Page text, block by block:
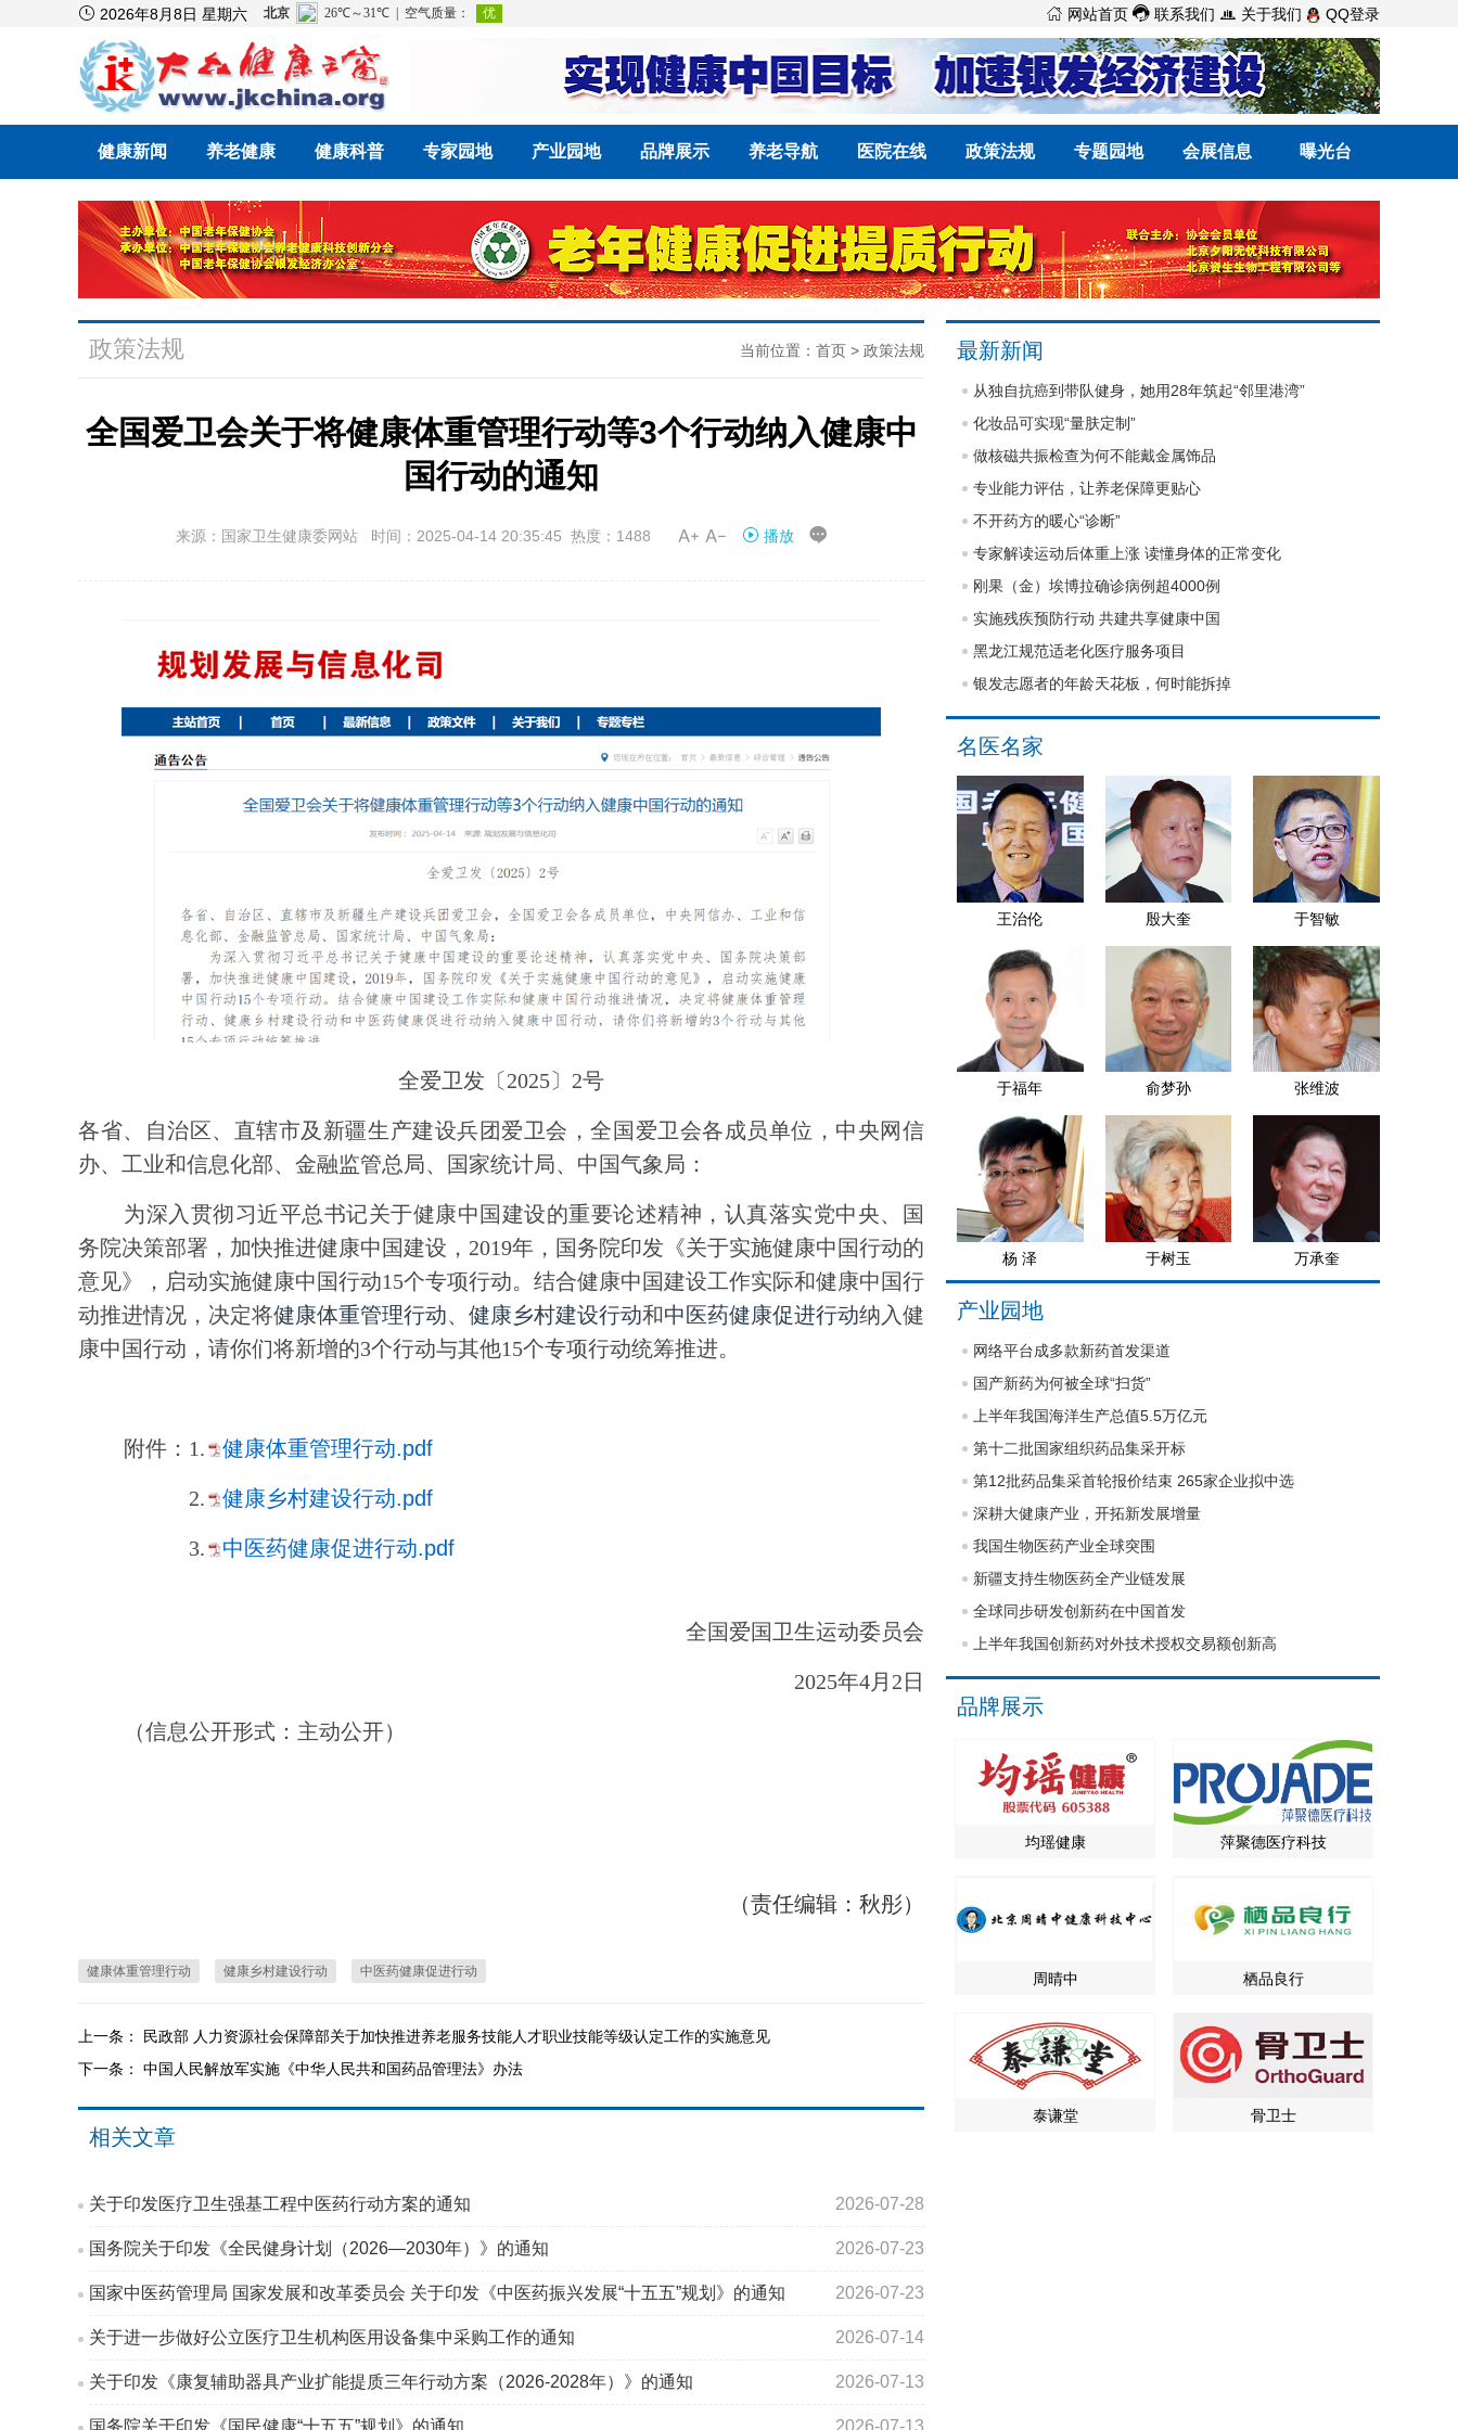
 2026年8月8日 星期六  网站首页  联系我们  关于我们 QQ登录
健康新闻 养老健康 健康科普 专家园地 产业园地 品牌展示 养老导航 医院在线 政策法规 专题园地 会展信息 曝光台
政策法规 当前位置： 首页 > 政策法规
全国爱卫会关于将健康体重管理行动等3个行动纳入健康中
国行动的通知
来源：国家卫生健康委网站 时间：2025-04-14 20:35:45 热度：1488  播放 
全爱卫发〔2025〕2号
各省、自治区、直辖市及新疆生产建设兵团爱卫会，全国爱卫会各成员单位，中央网信
办、工业和信息化部、金融监管总局、国家统计局、中国气象局：
为深入贯彻习近平总书记关于健康中国建设的重要论述精神，认真落实党中央、国
务院决策部署，加快推进健康中国建设，2019年，国务院印发《关于实施健康中国行动的
意见》，启动实施健康中国行动15个专项行动。结合健康中国建设工作实际和健康中国行
动推进情况，决定将健康体重管理行动、 健康乡村建设行动和中医药健康促进行动纳入健
康中国行动，请你们将新增的3个行动与其他15个专项行动统筹推进。
附件： 1. 健康体重管理行动.pdf
2. 健康乡村建设行动.pdf
3. 中医药健康促进行动.pdf
全国爱国卫生运动委员会
2025年4月2日
（信息公开形式：主动公开）
（责任编辑：秋彤）
健康体重管理行动 健康乡村建设行动 中医药健康促进行动
上一条：
民政部 人力资源社会保障部关于加快推进养老服务技能人才职业技能等级认定工作的实施意见
下一条： 中国人民解放军实施《中华人民共和国药品管理法》办法
相关文章
关于印发医疗卫生强基工程中医药行动方案的通知 2026-07-28
国务院关于印发《全民健身计划（2026—2030年）》的通知 2026-07-23
国家中医药管理局 国家发展和改革委员会 关于印发《中医药振兴发展“十五五”规划》的通知 2026-07-23
关于进一步做好公立医疗卫生机构医用设备集中采购工作的通知 2026-07-14
关于印发《康复辅助器具产业扩能提质三年行动方案（2026-2028年）》的通知 2026-07-13
国务院关于印发《国民健康“十五五”规划》的通知 2026-07-13
最新新闻
从独自抗癌到带队健身，她用28年筑起“邻里港湾”
化妆品可实现“量肤定制”
做核磁共振检查为何不能戴金属饰品
专业能力评估，让养老保障更贴心
不开药方的暖心“诊断”
专家解读运动后体重上涨 读懂身体的正常变化
刚果（金）埃博拉确诊病例超4000例
实施残疾预防行动 共建共享健康中国
黑龙江规范适老化医疗服务项目
银发志愿者的年龄天花板，何时能拆掉
名医名家
王治伦 殷大奎 于智敏
于福年 俞梦孙 张维波
杨 泽 于树玉 万承奎
产业园地
网络平台成多款新药首发渠道
国产新药为何被全球“扫货”
上半年我国海洋生产总值5.5万亿元
第十二批国家组织药品集采开标
第12批药品集采首轮报价结束 265家企业拟中选
深耕大健康产业，开拓新发展增量
我国生物医药产业全球突围
新疆支持生物医药全产业链发展
全球同步研发创新药在中国首发
上半年我国创新药对外技术授权交易额创新高
品牌展示
均瑶健康 萍聚德医疗科技
周晴中 栖品良行
泰谦堂 骨卫士